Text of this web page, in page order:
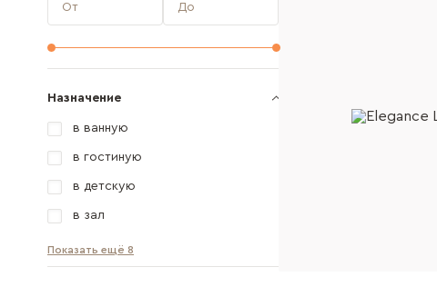
От До
Назначение
в ванную
в гостиную
в детскую
в зал
Показать ещё 8